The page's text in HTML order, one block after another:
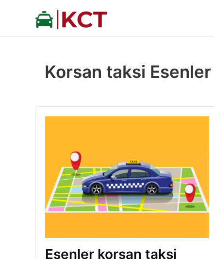
Korsan taksi
Esenler korsan taksi